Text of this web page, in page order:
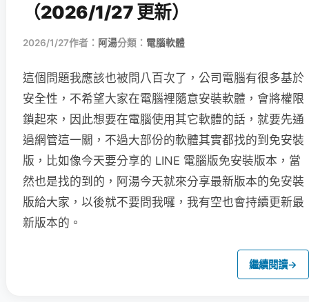
（2026/1/27 更新）
2026/1/27作者： 阿湯分類： 電腦軟體
這個問題我應該也被問八百次了，公司電腦有很多基於
安全性，不希望大家在電腦裡隨意安裝軟體，會將權限
鎖起來，因此想要在電腦使用其它軟體的話，就要先通
過網管這一關，不過大部份的軟體其實都找的到免安裝
版，比如像今天要分享的 LINE 電腦版免安裝版本，當
然也是找的到的，阿湯今天就來分享最新版本的免安裝
版給大家，以後就不要問我囉，我有空也會持續更新最
新版本的。
繼續閱讀→